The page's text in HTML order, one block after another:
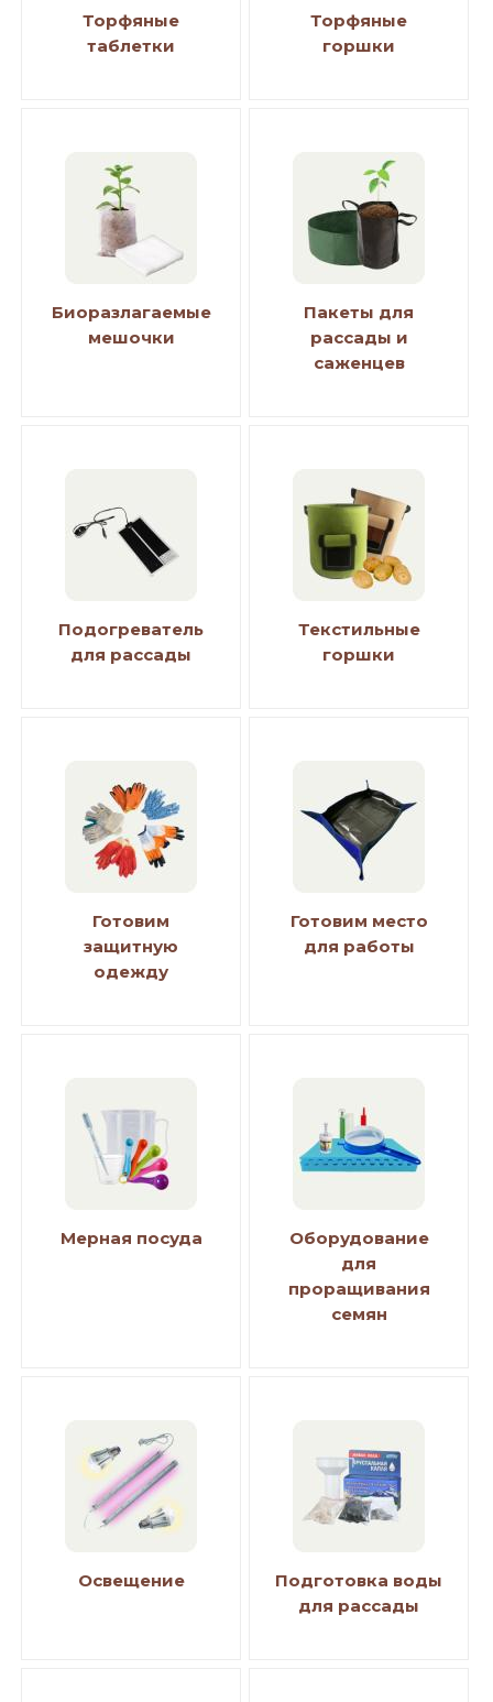
Торфяные
таблетки
Торфяные
горшки
Биоразлагаемые
мешочки
Пакеты для
рассады и
саженцев
Подогреватель
для рассады
Текстильные
горшки
Готовим
защитную
одежду
Готовим место
для работы
Мерная посуда
Оборудование
для
проращивания
семян
Освещение
Подготовка воды
для рассады